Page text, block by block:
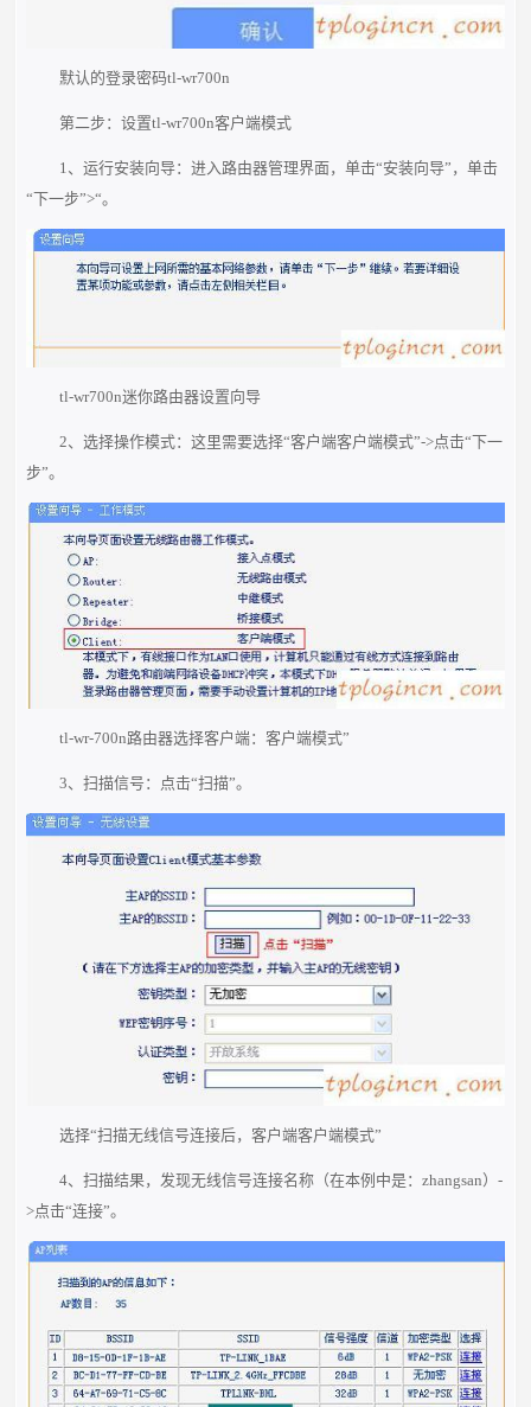
默认的登录密码tl-wr700n
第二步：设置tl-wr700n客户端模式
1、运行安装向导：进入路由器管理界面，单击“安装向导”，单击
“下一步”>“。
tl-wr700n迷你路由器设置向导
2、选择操作模式：这里需要选择“客户端客户端模式”->点击“下一
步”。
tl-wr-700n路由器选择客户端：客户端模式”
3、扫描信号：点击“扫描”。
选择“扫描无线信号连接后，客户端客户端模式”
4、扫描结果，发现无线信号连接名称（在本例中是：zhangsan）-
>点击“连接”。